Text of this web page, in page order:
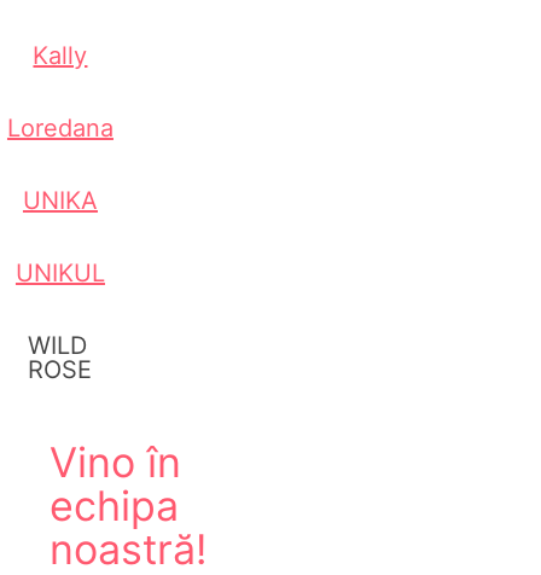
Kally
Loredana
UNIKA
UNIKUL
WILD
ROSE
Vino în
echipa
noastră!